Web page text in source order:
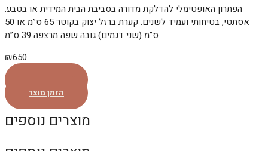
הפתרון האופטימלי להדלקת מדורה בסביבת הבית המידית או בטבע.
אסתטי, בטיחותי ועמיד לשנים. קערת ברזל יצוק בקוטר 65 ס”מ או 50
ס”מ (שני דגמים) גובה שפה מרצפה 39 ס”מ
₪650
הזמן מוצר
מוצרים נוספים